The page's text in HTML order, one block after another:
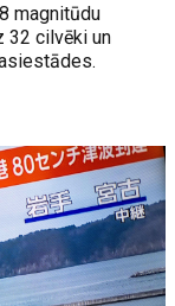
magnitūdu
32 cilvēki un